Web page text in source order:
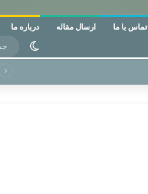
تماس با ما ارسال مقاله درباره ما
تغییر